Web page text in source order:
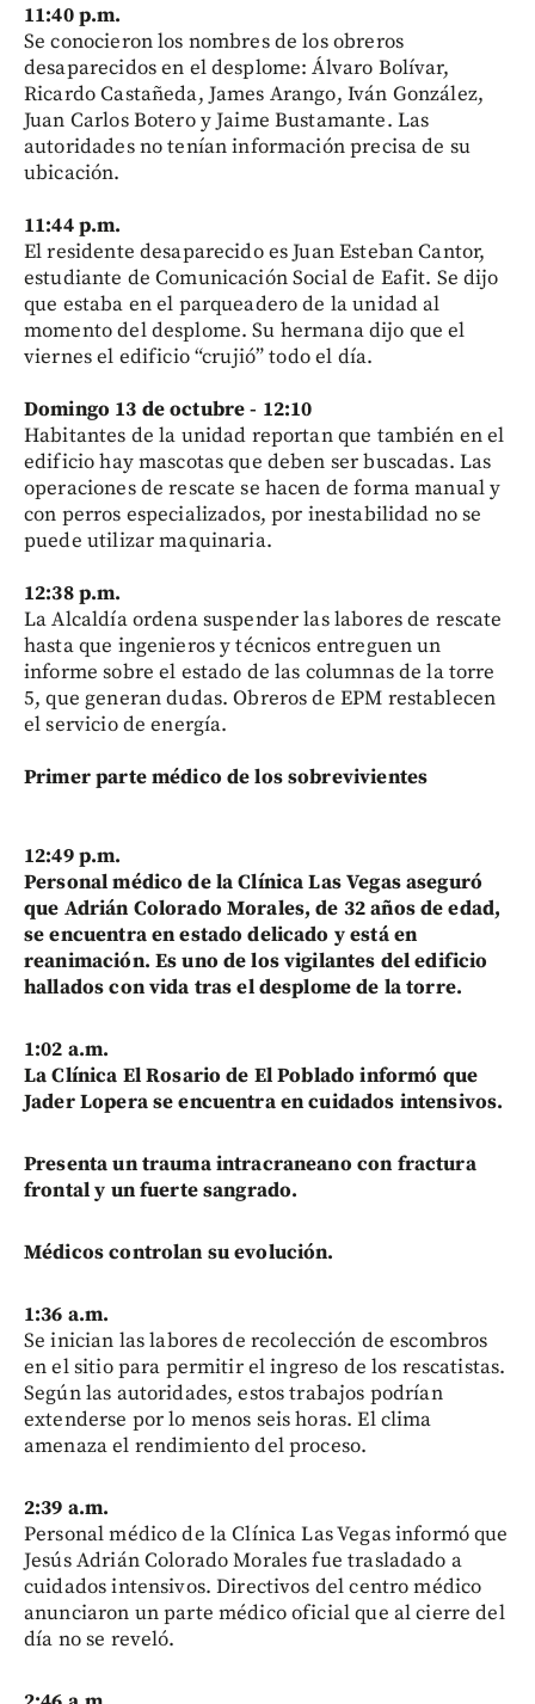
11:40 p.m.
Se conocieron los nombres de los obreros
desaparecidos en el desplome: Álvaro Bolívar,
Ricardo Castañeda, James Arango, Iván González,
Juan Carlos Botero y Jaime Bustamante. Las
autoridades no tenían información precisa de su
ubicación.
11:44 p.m.
El residente desaparecido es Juan Esteban Cantor,
estudiante de Comunicación Social de Eafit. Se dijo
que estaba en el parqueadero de la unidad al
momento del desplome. Su hermana dijo que el
viernes el edificio “crujió” todo el día.
Domingo 13 de octubre - 12:10
Habitantes de la unidad reportan que también en el
edificio hay mascotas que deben ser buscadas. Las
operaciones de rescate se hacen de forma manual y
con perros especializados, por inestabilidad no se
puede utilizar maquinaria.
12:38 p.m.
La Alcaldía ordena suspender las labores de rescate
hasta que ingenieros y técnicos entreguen un
informe sobre el estado de las columnas de la torre
5, que generan dudas. Obreros de EPM restablecen
el servicio de energía.
Primer parte médico de los sobrevivientes
12:49 p.m.
Personal médico de la Clínica Las Vegas aseguró
que Adrián Colorado Morales, de 32 años de edad,
se encuentra en estado delicado y está en
reanimación. Es uno de los vigilantes del edificio
hallados con vida tras el desplome de la torre.
1:02 a.m.
La Clínica El Rosario de El Poblado informó que
Jader Lopera se encuentra en cuidados intensivos.
Presenta un trauma intracraneano con fractura
frontal y un fuerte sangrado.
Médicos controlan su evolución.
1:36 a.m.
Se inician las labores de recolección de escombros
en el sitio para permitir el ingreso de los rescatistas.
Según las autoridades, estos trabajos podrían
extenderse por lo menos seis horas. El clima
amenaza el rendimiento del proceso.
2:39 a.m.
Personal médico de la Clínica Las Vegas informó que
Jesús Adrián Colorado Morales fue trasladado a
cuidados intensivos. Directivos del centro médico
anunciaron un parte médico oficial que al cierre del
día no se reveló.